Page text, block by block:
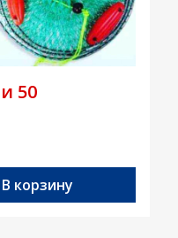
50
В корзину